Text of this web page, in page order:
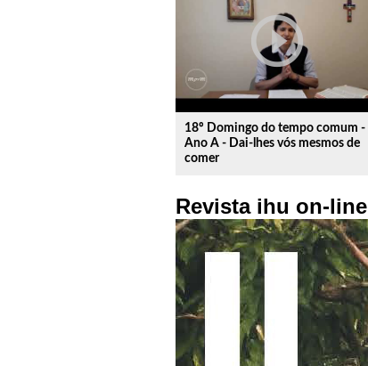
play_circle_outline
18º Domingo do tempo comum -
Ano A - Dai-lhes vós mesmos de
comer
Revista ihu on-line